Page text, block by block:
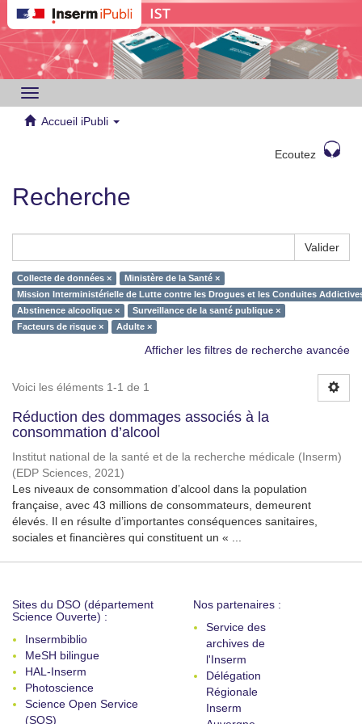
Toggle
navigation
Accueil iPubli
Ecoutez
Recherche
Valider
Collecte de données ×
Ministère de la Santé ×
Mission Interministérielle de Lutte contre les Drogues et les Conduites
Abstinence alcoolique ×
Surveillance de la santé publique ×
Facteurs de risque ×
Adulte ×
Afficher les filtres de recherche avancée
Voici les éléments 1-1 de 1
Réduction des dommages associés à la
consommation d’alcool
Institut national de la santé et de la recherche médicale (Inserm)
(EDP Sciences, 2021)
Les niveaux de consommation d’alcool dans la population
française, avec 43 millions de consommateurs, demeurent
élevés. Il en résulte d’importantes conséquences sanitaires,
sociales et financières qui constituent un « ...
Sites du DSO (département
Science Ouverte) :
Insermbiblio
MeSH bilingue
HAL-Inserm
Photoscience
Science Open Service
(SOS)
Nos partenaires :
Service des
archives de
l'Inserm
Délégation
Régionale
Inserm